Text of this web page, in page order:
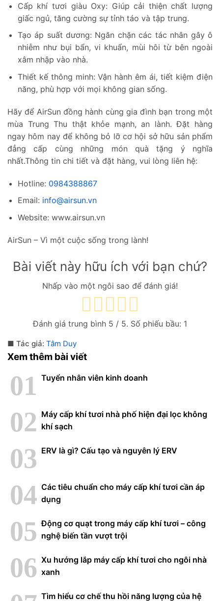
Cấp khí tươi giàu Oxy: Giúp cải thiện chất lượng
giấc ngủ, tăng cường sự tỉnh táo và tập trung.
Tạo áp suất dương: Ngăn chặn các tác nhân gây ô
nhiễm như bụi bẩn, vi khuẩn, mùi hôi từ bên ngoài
xâm nhập vào nhà.
Thiết kế thông minh: Vận hành êm ái, tiết kiệm điện
năng, phù hợp với mọi không gian sống.
Hãy để AirSun đồng hành cùng gia đình bạn trong một
mùa Trung Thu thật khỏe mạnh, an lành. Đặt hàng
ngay hôm nay để không bỏ lỡ cơ hội sở hữu sản phẩm
đẳng cấp cùng những món quà tặng ý nghĩa
nhất.Thông tin chi tiết và đặt hàng, vui lòng liên hệ:
Hotline: 0984388867
Email: info@airsun.vn
Website: www.airsun.vn
AirSun – Vì một cuộc sống trong lành!
Bài viết này hữu ích với bạn chứ?
Nhấp vào một ngôi sao để đánh giá!
Đánh giá trung bình 5 / 5. Số phiếu bầu: 1
Tác giả: Tâm Duy
Xem thêm bài viết
Tuyển nhân viên kinh doanh
Máy cấp khí tươi nhà phố hiện đại lọc không
khí sạch
ERV là gì? Cấu tạo và nguyên lý ERV
Các tiêu chuẩn cho máy cấp khí tươi cần áp
dụng
Động cơ quạt trong máy cấp khí tươi – công
nghệ biến tần vượt trội
Xu hướng lắp máy cấp khí tươi cho ngôi nhà
xanh
Tìm hiểu cơ chế thu hồi năng lượng của hệ